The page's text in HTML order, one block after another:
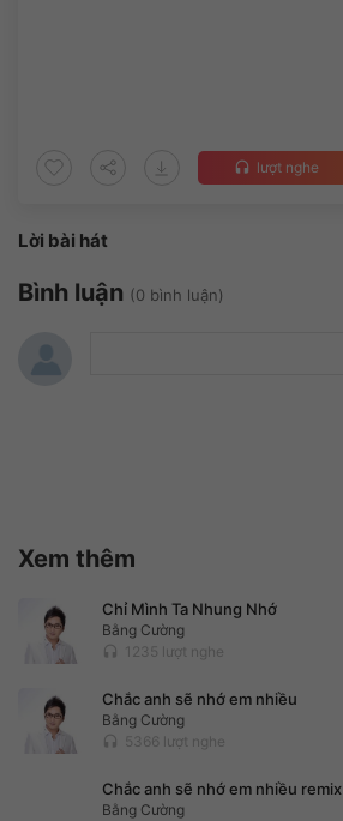
headset lượt nghe
Lời bài hát
Bình luận (0 bình luận)
Xem thêm
Chỉ Mình Ta Nhung Nhớ
Bằng Cường
headset 1235 lượt nghe
Chắc anh sẽ nhớ em nhiều
Bằng Cường
headset 5366 lượt nghe
Chắc anh sẽ nhớ em nhiều remix
Bằng Cường